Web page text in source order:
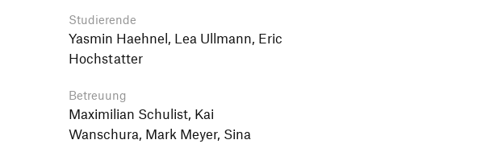
Studierende
Yasmin Haehnel, Lea Ullmann, Eric
Hochstatter
Betreuung
Maximilian Schulist, Kai
Wanschura, Mark Meyer, Sina